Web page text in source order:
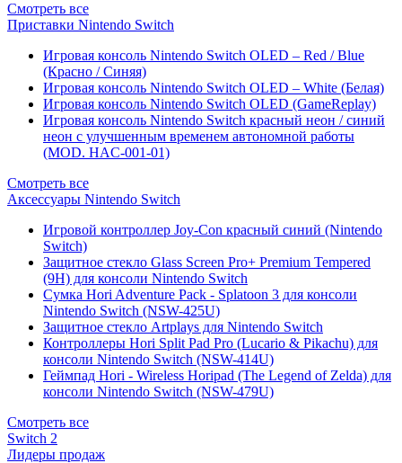
Смотреть все
Приставки Nintendo Switch
Игровая консоль Nintendo Switch OLED – Red / Blue
(Красно / Синяя)
Игровая консоль Nintendo Switch OLED – White (Белая)
Игровая консоль Nintendo Switch OLED (GameReplay)
Игровая консоль Nintendo Switch красный неон / синий
неон с улучшенным временем автономной работы
(MOD. HAC-001-01)
Смотреть все
Аксессуары Nintendo Switch
Игровой контроллер Joy-Con красный синий (Nintendo
Switch)
Защитное стекло Glass Screen Pro+ Premium Tempered
(9H) для консоли Nintendo Switch
Сумка Hori Adventure Pack - Splatoon 3 для консоли
Nintendo Switch (NSW-425U)
Защитное стекло Artplays для Nintendo Switch
Контроллеры Hori Split Pad Pro (Lucario & Pikachu) для
консоли Nintendo Switch (NSW-414U)
Геймпад Hori - Wireless Horipad (The Legend of Zelda) для
консоли Nintendo Switch (NSW-479U)
Смотреть все
Switch 2
Лидеры продаж